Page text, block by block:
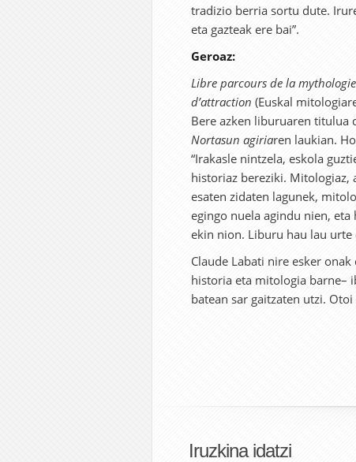
tradizio berria sortu dute.
eta gazteak ere bai”.
Geroaz:
Libre parcours de la
d’attraction (Euskal
Bere azken liburuaren titulua
Nortasun agiriaren laukian.
“Irakasle nintzela, eskola
historiaz bereziki. Mitologiaz,
esaten zidaten lagunek,
egingo nuela agindu nien,
ekin nion. Liburu hau lau urte
Claude Labati nire esker
historia eta mitologia barne–
batean sar gaitzaten utzi.
Iruzkina idatzi